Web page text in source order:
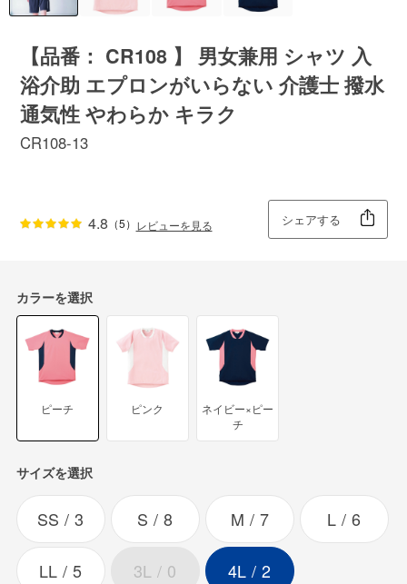
【品番： CR108 】 男女兼用 シャツ 入
浴介助 エプロンがいらない 介護士 撥水
通気性 やわらか キラク
CR108-13
4.8 （5） レビューを見る シェアする
カラーを選択
ピーチ ピンク
ネイビー×ピー
チ
サイズを選択
SS 3 S 8 M 7 L 6
LL 5 3L 0 4L 2